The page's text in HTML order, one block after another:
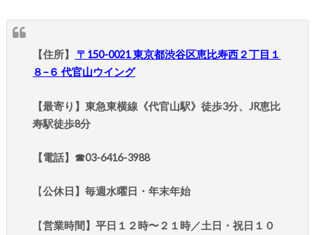
【住所】
〒150-0021 東京都渋谷区恵比寿西２丁目１
８−６ 代官山ウイング
【最寄り】東急東横線《代官山駅》徒歩3分、JR恵比
寿駅徒歩8分
【電話】☎︎03-6416-3988
【公休日】毎週水曜日・年末年始
【営業時間】平日１２時〜２１時／土日・祝日１０